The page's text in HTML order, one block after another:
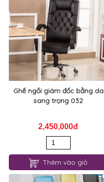
Ghế ngồi giám đốc bằng da
sang trọng 032
2,450,000đ
Thêm vào giỏ